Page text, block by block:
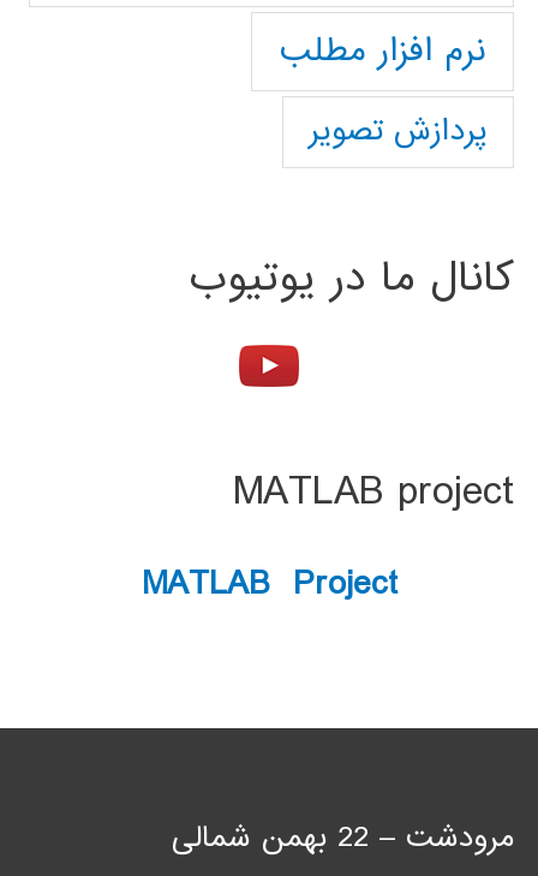
نرم افزار مطلب
پردازش تصویر
کانال ما در یوتیوب
MATLAB project
MATLAB Project
مرودشت – 22 بهمن شمالی